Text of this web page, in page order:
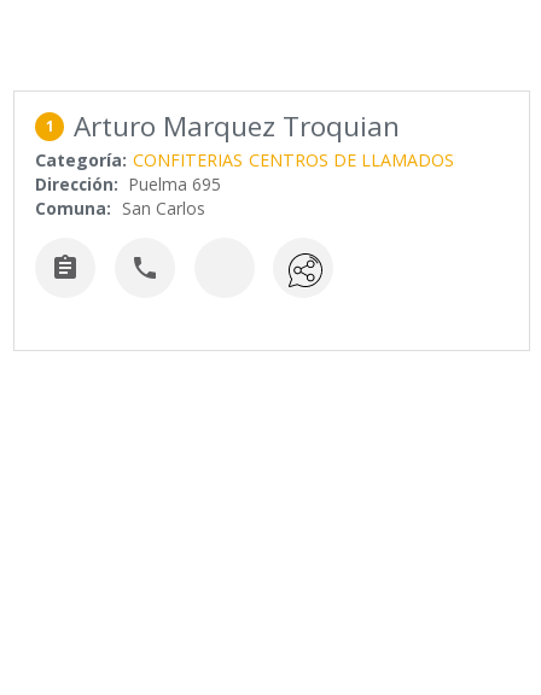
1 Arturo Marquez Troquian
Categoría: CONFITERIAS CENTROS DE LLAMADOS
Dirección: Puelma 695
Comuna: San Carlos
 